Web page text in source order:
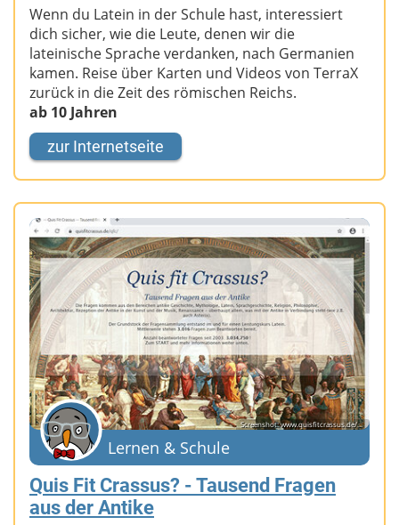
Wenn du Latein in der Schule hast, interessiert
dich sicher, wie die Leute, denen wir die
lateinische Sprache verdanken, nach Germanien
kamen. Reise über Karten und Videos von TerraX
zurück in die Zeit des römischen Reichs.
ab 10 Jahren
zur Internetseite
Screenshot: www.quisfitcrassus.de/...
Lernen & Schule
Quis Fit Crassus? - Tausend Fragen
aus der Antike